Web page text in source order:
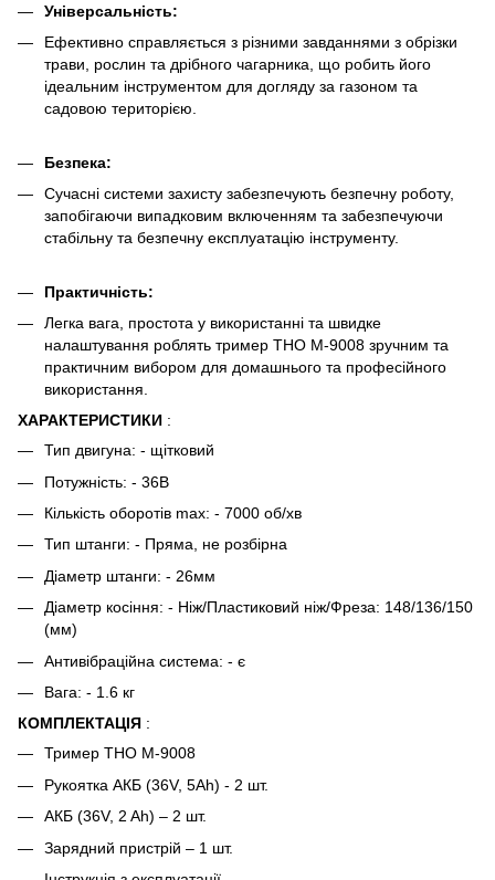
Універсальність:
Ефективно справляється з різними завданнями з обрізки
трави, рослин та дрібного чагарника, що робить його
ідеальним інструментом для догляду за газоном та
садовою територією.
Безпека:
Сучасні системи захисту забезпечують безпечну роботу,
запобігаючи випадковим включенням та забезпечуючи
стабільну та безпечну експлуатацію інструменту.
Практичність:
Легка вага, простота у використанні та швидке
налаштування роблять тример THO M-9008 зручним та
практичним вибором для домашнього та професійного
використання.
ХАРАКТЕРИСТИКИ :
Тип двигуна: - щітковий
Потужність: - 36В
Кількість оборотів max: - 7000 об/хв
Тип штанги: - Пряма, не розбірна
Діаметр штанги: - 26мм
Діаметр косіння: - Ніж/Пластиковий ніж/Фреза: 148/136/150
(мм)
Антивібраційна система: - є
Вага: - 1.6 кг
КОМПЛЕКТАЦІЯ :
Тример THO M-9008
Рукоятка АКБ (36V, 5Ah) - 2 шт.
АКБ (36V, 2 Ah) – 2 шт.
Зарядний пристрій – 1 шт.